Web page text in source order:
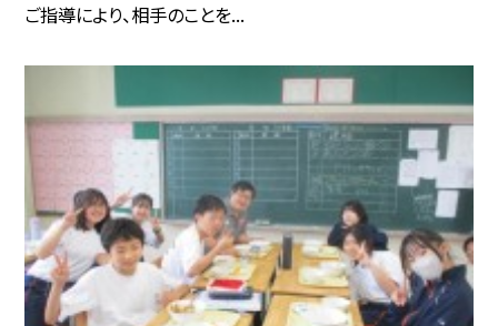
ご指導により、相手のことを...